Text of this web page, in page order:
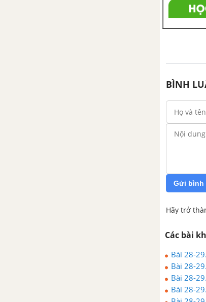
BÌNH
Gửi bình
Hãy trở
Các bài
Bài 28-
Bài 28-
Bài 28-
Bài 28-